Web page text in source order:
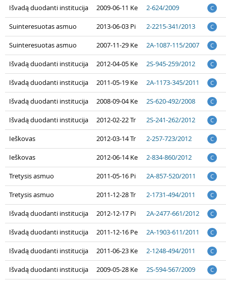
Išvadą duodanti institucija 2009-06-11 Ke 2-624/2009 C
Suinteresuotas asmuo 2013-06-03 Pi 2-2215-341/2013 C
Suinteresuotas asmuo 2007-11-29 Ke 2A-1087-115/2007 C
Išvadą duodanti institucija 2012-04-05 Ke 2S-945-259/2012 C
Išvadą duodanti institucija 2011-05-19 Ke 2A-1173-345/2011 C
Išvadą duodanti institucija 2008-09-04 Ke 2S-620-492/2008 C
Išvadą duodanti institucija 2012-02-22 Tr 2S-241-262/2012 C
Ieškovas 2012-03-14 Tr 2-257-723/2012 C
Ieškovas 2012-06-14 Ke 2-834-860/2012 C
Tretysis asmuo 2011-05-16 Pi 2A-857-520/2011 C
Tretysis asmuo 2011-12-28 Tr 2-1731-494/2011 C
Išvadą duodanti institucija 2012-12-17 Pi 2A-2477-661/2012 C
Išvadą duodanti institucija 2011-12-16 Pe 2A-1903-611/2011 C
Išvadą duodanti institucija 2011-06-23 Ke 2-1248-494/2011 C
Išvadą duodanti institucija 2009-05-28 Ke 2S-594-567/2009 C